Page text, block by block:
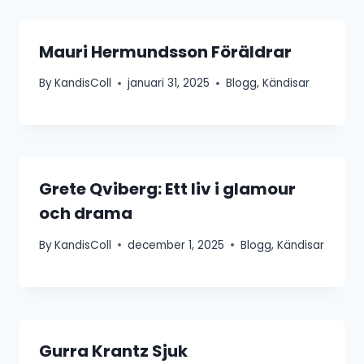
Mauri Hermundsson Föräldrar
ByKandisColl januari 31, 2025 Blogg,Kändisar
Grete Qviberg: Ett liv i glamour
och drama
ByKandisColl december 1, 2025 Blogg,Kändisar
Gurra Krantz Sjuk